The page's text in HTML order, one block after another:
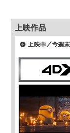
上映作品